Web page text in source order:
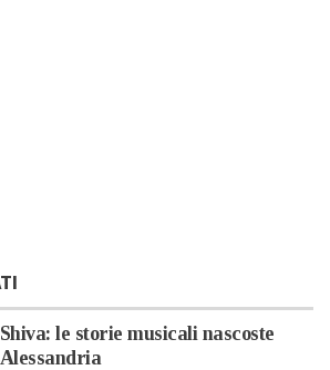
le storie musicali nascoste